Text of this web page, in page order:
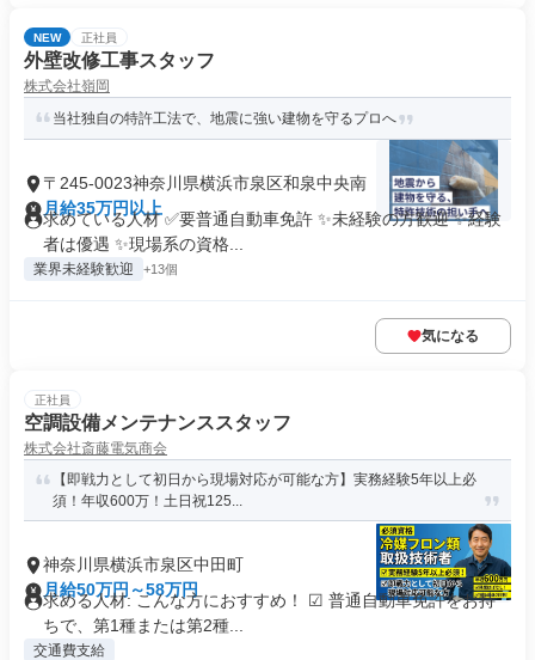
NEW 正社員
外壁改修工事スタッフ
株式会社嶺岡
当社独自の特許工法で、地震に強い建物を守るプロへ
〒245-0023神奈川県横浜市泉区和泉中央南
月給35万円以上
求めている人材 ✅要普通自動車免許 ✨未経験の方歓迎 ✨経験
者は優遇 ✨現場系の資格...
業界未経験歓迎 +13個
気になる
正社員
空調設備メンテナンススタッフ
株式会社斎藤電気商会
【即戦力として初日から現場対応が可能な方】実務経験5年以上必
須！年収600万！土日祝125...
神奈川県横浜市泉区中田町
月給50万円～58万円
求める人材: こんな方におすすめ！ ☑ 普通自動車免許をお持
ちで、第1種または第2種...
交通費支給